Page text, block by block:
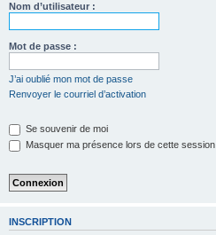
Nom d’utilisateur :
Mot de passe :
J’ai oublié mon mot de passe
Renvoyer le courriel d’activation
Se souvenir de moi
Masquer ma présence lors de cette session
INSCRIPTION